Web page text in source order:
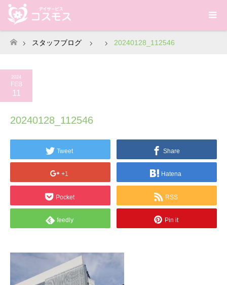
ホーム
スタッフブログ 20240128_112546
2024
FEB
11
20240128_112546
Tweet Share
+1 Hatena
Pocket RSS
feedly Pin it